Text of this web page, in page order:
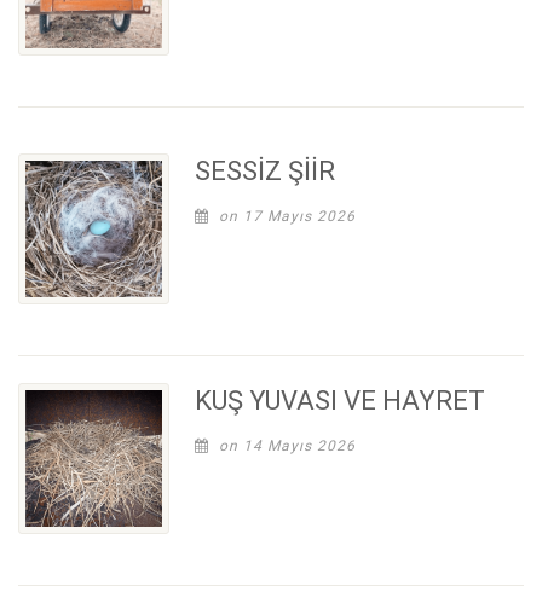
SESSİZ ŞİİR
on 17 Mayıs 2026
KUŞ YUVASI VE HAYRET
on 14 Mayıs 2026